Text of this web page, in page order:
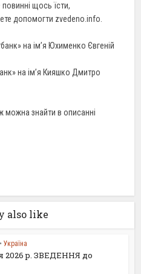
повинні щось їсти,
допомогти zvedeno.info.
на ім’я Юхименко Євгеній
на ім’я Кияшко Дмитро
можна знайти в описанні
also like
• Україна
2026 р. ЗВЕДЕННЯ до